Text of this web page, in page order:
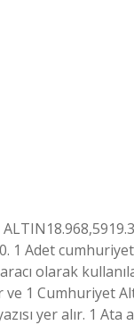
1 Adet cumhuriyet
olarak
1 Cumhuriyet
yer alır. 1 Ata